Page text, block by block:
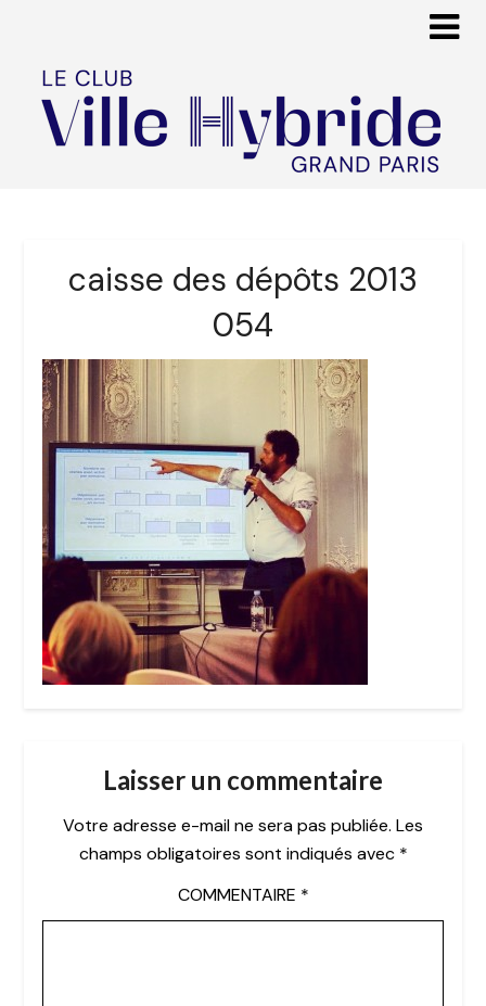
caisse des dépôts 2013
054
Laisser un commentaire
Votre adresse e-mail ne sera pas publiée. Les
champs obligatoires sont indiqués avec *
COMMENTAIRE *